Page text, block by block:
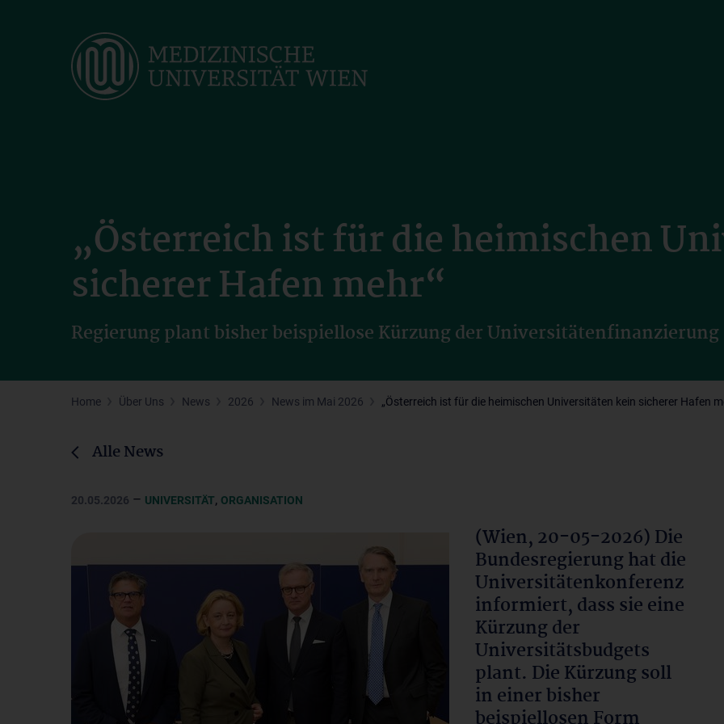
„Österreich ist für die heimischen
sicherer Hafen mehr“
Regierung plant bisher beispiellose Kürzung der Universitätenfinanzierung
Home Über Uns News 2026 News im Mai 2026 „Österreich ist für die heimischen Universitäten kein sicherer Hafen
Alle News
20.05.2026 – UNIVERSITÄT, ORGANISATION
(Wien, 20-05-2026) Die
Bundesregierung hat die
Universitätenkonferenz
informiert, dass sie eine
Kürzung der
Universitätsbudgets
plant. Die Kürzung soll
in einer bisher